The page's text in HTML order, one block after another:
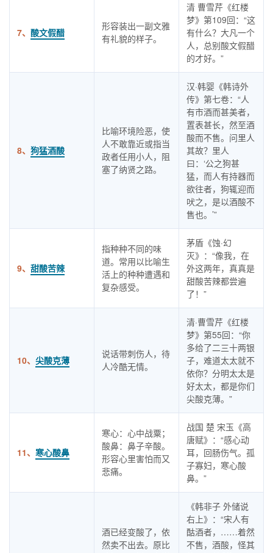
7、 酸文假醋
形容装出一副文雅
有礼貌的样子。
清 曹雪芹《红楼
梦》第109回：“这
有什么？大凡一个
人，总别酸文假醋
的才好。”
8、 狗猛酒酸
比喻环境险恶，使
人不敢靠近或指当
政者任用小人，阻
塞了纳贤之路。
汉·韩婴《韩诗外
传》第七卷：“人
有市酒而甚美者，
置表甚长，然至酒
酸而不售。问里人
其故？里人
曰：‘公之狗甚
猛，而人有持器而
欲往者，狗辄迎而
吠之，是以酒酸不
售也。’”
9、 甜酸苦辣
指种种不同的味
道。常用以比喻生
活上的种种遭遇和
复杂感受。
茅盾《蚀·幻
灭》：“像我，在
外这两年，真真是
甜酸苦辣都尝遍
了！”
10、 尖酸克薄
说话带刺伤人，待
人冷酷无情。
清·曹雪芹《红楼
梦》第55回：“你
多给了二三十两银
子，难道太太就不
依你？分明太太是
好太太，都是你们
尖酸克薄。”
11、 寒心酸鼻
寒心：心中战粟；
酸鼻：鼻子辛酸。
形容心里害怕而又
悲痛。
战国 楚 宋玉《高
唐赋》：“感心动
耳，回肠伤气。孤
子寡妇，寒心酸
鼻。”
酒已经变酸了，依
然卖不出去。原比
《韩非子 外储说
右上》：“宋人有
酤酒者，……着然
不售，酒酸，怪其